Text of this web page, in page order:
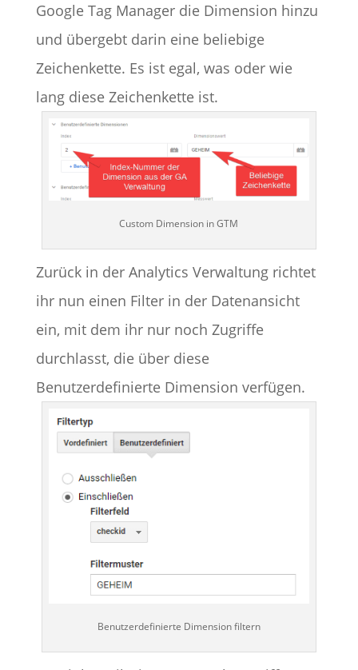
Google Tag Manager die Dimension hinzu
und übergebt darin eine beliebige
Zeichenkette. Es ist egal, was oder wie
lang diese Zeichenkette ist.
Custom Dimension in GTM
Zurück in der Analytics Verwaltung richtet
ihr nun einen Filter in der Datenansicht
ein, mit dem ihr nur noch Zugriffe
durchlasst, die über diese
Benutzerdefinierte Dimension verfügen.
Benutzerdefinierte Dimension filtern